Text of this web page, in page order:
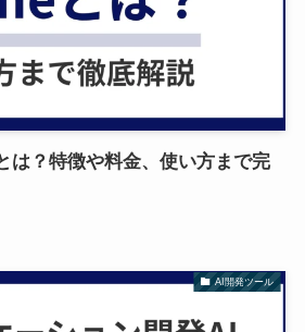
は？特徴や料金、使い方まで完
AI開発ツール